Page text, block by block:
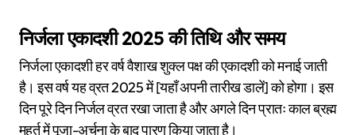
निर्जला एकादशी 2025 की तिथि और समय
निर्जला एकादशी हर वर्ष वैशाख शुक्ल पक्ष की एकादशी को मनाई जाती
है। इस वर्ष यह व्रत 2025 में [यहाँ अपनी तारीख डालें] को होगा। इस
दिन पूरे दिन निर्जल व्रत रखा जाता है और अगले दिन प्रातः काल ब्रह्म
मुहूर्त में पूजा-अर्चना के बाद पारण किया जाता है।